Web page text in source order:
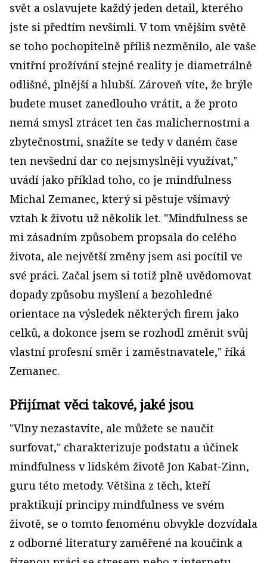
svět a oslavujete každý jeden detail, kterého
jste si předtím nevšimli. V tom vnějším světě
se toho pochopitelně příliš nezměnilo, ale vaše
vnitřní prožívání stejné reality je diametrálně
odlišné, plnější a hlubší. Zároveň víte, že brýle
budete muset zanedlouho vrátit, a že proto
nemá smysl ztrácet ten čas malichernostmi a
zbytečnostmi, snažíte se tedy v daném čase
ten nevšední dar co nejsmyslněji využívat,"
uvádí jako příklad toho, co je mindfulness
Michal Zemanec, který si pěstuje všímavý
vztah k životu už několik let. "Mindfulness se
mi zásadním způsobem propsala do celého
života, ale největší změny jsem asi pocítil ve
své práci. Začal jsem si totiž plně uvědomovat
dopady způsobu myšlení a bezohledné
orientace na výsledek některých firem jako
celků, a dokonce jsem se rozhodl změnit svůj
vlastní profesní směr i zaměstnavatele," říká
Zemanec.
Přijímat věci takové, jaké jsou
"Vlny nezastavíte, ale můžete se naučit
surfovat," charakterizuje podstatu a účinek
mindfulness v lidském životě Jon Kabat-Zinn,
guru této metody. Většina z těch, kteří
praktikují principy mindfulness ve svém
životě, se o tomto fenoménu obvykle dozvídala
z odborné literatury zaměřené na koučink a